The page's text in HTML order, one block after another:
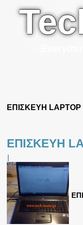
ΕΠΙΣΚΕΥΗ LAPTOP
ΕΠΙΣΚΕΥΗ
|